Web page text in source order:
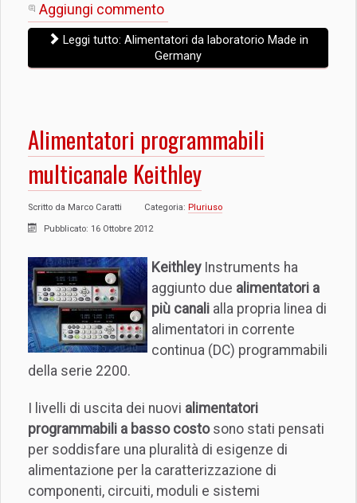
Aggiungi commento
Leggi tutto: Alimentatori da laboratorio Made in
Germany
Alimentatori programmabili
multicanale Keithley
Scritto da Marco Caratti Categoria: Pluriuso
Pubblicato: 16 Ottobre 2012
KeithleyInstruments ha
aggiunto due alimentatori a
più canali alla propria linea di
alimentatori in corrente
continua (DC) programmabili
della serie 2200.
I livelli di uscita dei nuovi alimentatori
programmabili a basso costosono stati pensati
per soddisfare una pluralità di esigenze di
alimentazione per la caratterizzazione di
componenti, circuiti, moduli e sistemi